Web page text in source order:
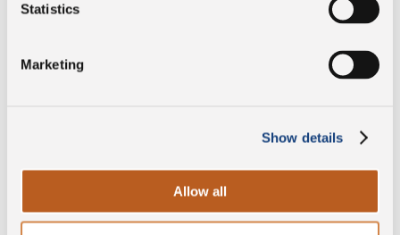
Statistics
Marketing
Show details
Allow all
Senza glutine